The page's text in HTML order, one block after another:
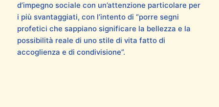
d’impegno sociale con un’attenzione particolare per
i più svantaggiati, con l’intento di “porre segni
profetici che sappiano significare la bellezza e la
possibilità reale di uno stile di vita fatto di
accoglienza e di condivisione”.